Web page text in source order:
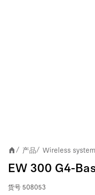
/ 产品/ Wireless
EW 300 G4-
货号 508053